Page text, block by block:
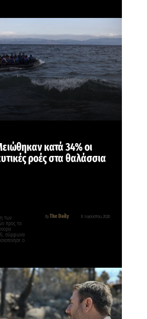
κατά 34% οι
ροές στα θαλάσσια
By The Daily 8 Αυγούστου, 2026
των
προς τα
σύμφωνα
ο